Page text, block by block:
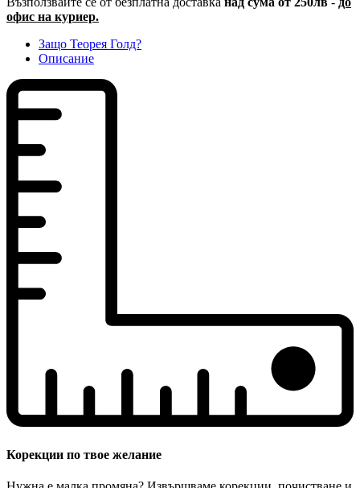
офис на куриер.
Защо Теорея Голд?
Описание
Корекции по твое желание